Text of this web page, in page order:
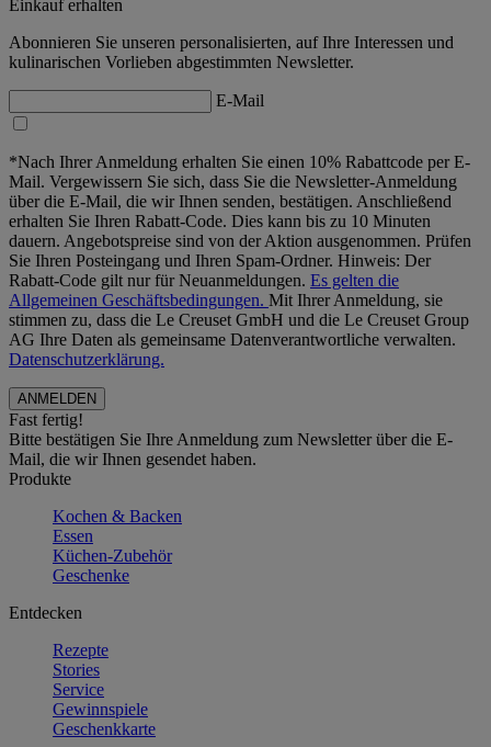
Einkauf erhalten
Abonnieren Sie unseren personalisierten, auf Ihre Interessen und
kulinarischen Vorlieben abgestimmten Newsletter.
E-Mail
*Nach Ihrer Anmeldung erhalten Sie einen 10% Rabattcode per E-
Mail. Vergewissern Sie sich, dass Sie die Newsletter-Anmeldung
über die E-Mail, die wir Ihnen senden, bestätigen. Anschließend
erhalten Sie Ihren Rabatt-Code. Dies kann bis zu 10 Minuten
dauern. Angebotspreise sind von der Aktion ausgenommen. Prüfen
Sie Ihren Posteingang und Ihren Spam-Ordner. Hinweis: Der
Rabatt-Code gilt nur für Neuanmeldungen. Es gelten die
Allgemeinen Geschäftsbedingungen. Mit Ihrer Anmeldung, sie
stimmen zu, dass die Le Creuset GmbH und die Le Creuset Group
AG Ihre Daten als gemeinsame Datenverantwortliche verwalten.
Datenschutzerklärung.
Fast fertig!
Bitte bestätigen Sie Ihre Anmeldung zum Newsletter über die E-
Mail, die wir Ihnen gesendet haben.
Produkte
Kochen & Backen
Essen
Küchen-Zubehör
Geschenke
Entdecken
Rezepte
Stories
Service
Gewinnspiele
Geschenkkarte